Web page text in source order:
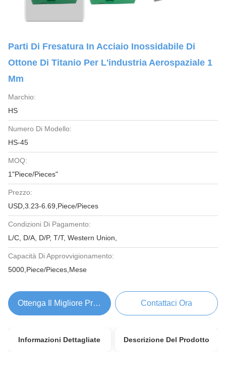
Parti Di Fresatura In Acciaio Inossidabile Di
Ottone Di Titanio Per L'industria Aerospaziale 1
Mm
Marchio:
HS
Numero Di Modello:
HS-45
MOQ:
1"Piece/Pieces"
Prezzo:
USD,3.23-6.69,Piece/Pieces
Condizioni Di Pagamento:
L/C, D/A, D/P, T/T, Western Union,
Capacità Di Approvvigionamento:
5000,Piece/Pieces,Mese
Ottenga Il Migliore Prezzo Contattaci Ora
Informazioni Dettagliate Descrizione Del Prodotto